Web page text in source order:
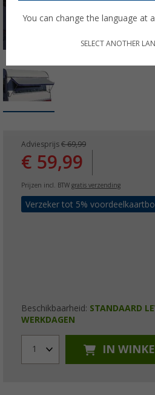
Adviesprijs € 69,99
€ 59,99
Prijzen incl. BTW gratis verzending
Verzeker tot 5%
Beschikbaarheid: STANDAARD
WERKDAGEN
1 IN
You can change the language at
SELECT ANOTHER